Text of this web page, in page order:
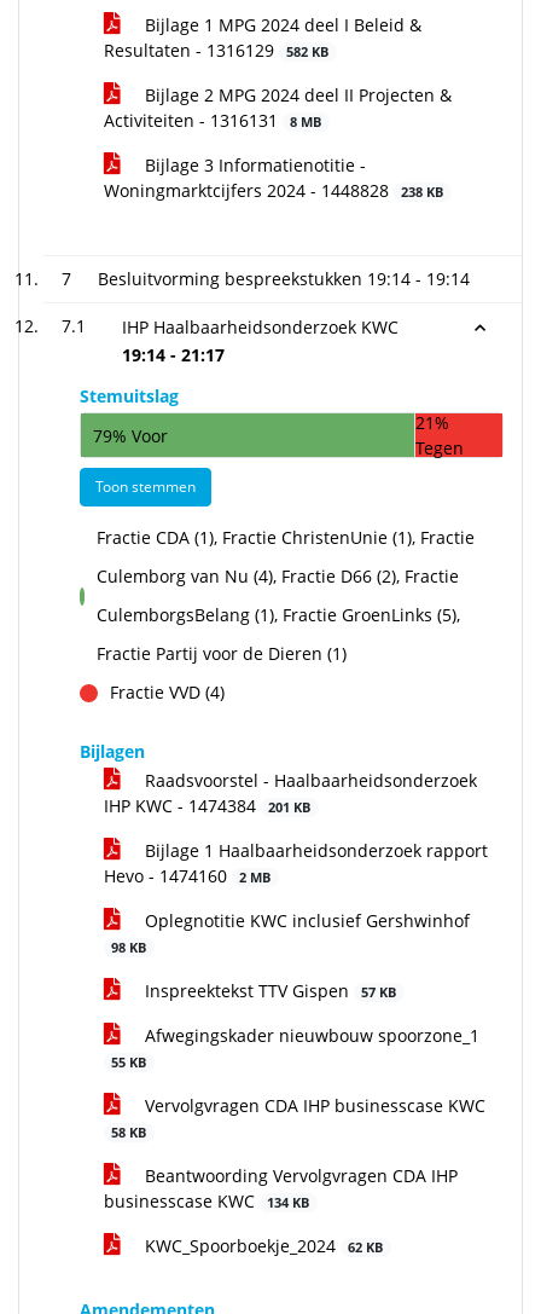
Bijlage 1 MPG 2024 deel I Beleid &
Resultaten - 1316129
582 KB
Bijlage 2 MPG 2024 deel II Projecten &
Activiteiten - 1316131
8 MB
Bijlage 3 Informatienotitie -
Woningmarktcijfers 2024 - 1448828
238 KB
7 Besluitvorming bespreekstukken 19:14 - 19:14
7.1
IHP Haalbaarheidsonderzoek KWC
19:14 - 21:17
Stemuitslag
79% Voor
21%
Tegen
Toon stemmen
voor
Fractie CDA (1), Fractie ChristenUnie (1), Fractie
Culemborg van Nu (4), Fractie D66 (2), Fractie
CulemborgsBelang (1), Fractie GroenLinks (5),
Fractie Partij voor de Dieren (1)
tegen
Fractie VVD (4)
Bijlagen
Raadsvoorstel - Haalbaarheidsonderzoek
IHP KWC - 1474384
201 KB
Bijlage 1 Haalbaarheidsonderzoek rapport
Hevo - 1474160
2 MB
Oplegnotitie KWC inclusief Gershwinhof
98 KB
Inspreektekst TTV Gispen 57 KB
Afwegingskader nieuwbouw spoorzone_1
55 KB
Vervolgvragen CDA IHP businesscase KWC
58 KB
Beantwoording Vervolgvragen CDA IHP
businesscase KWC
134 KB
KWC_Spoorboekje_2024 62 KB